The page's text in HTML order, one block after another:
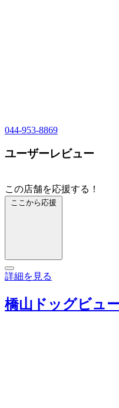
044-953-8869
ユーザーレビュー
この店舗を応援する！
ここから応援
詳細を見る
橋山ドッグビュ